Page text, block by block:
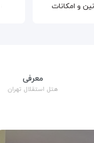
و امکانات
معرفی
هتل استقلال تهران